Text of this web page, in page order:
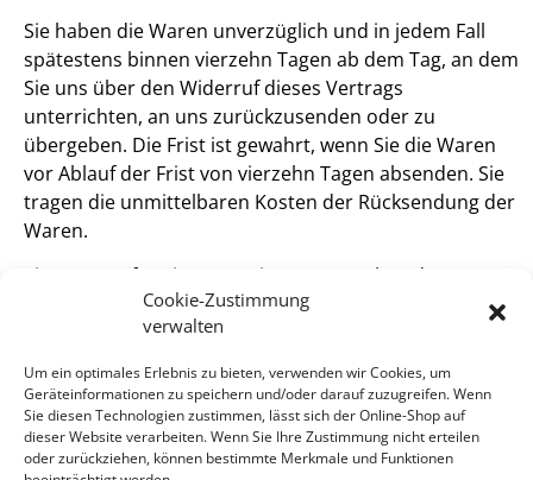
Cookie-Zustimmung
verwalten
Um ein optimales Erlebnis zu bieten, verwenden wir Cookies, um
Geräteinformationen zu speichern und/oder darauf zuzugreifen. Wenn
Sie diesen Technologien zustimmen, lässt sich der Online-Shop auf
dieser Website verarbeiten. Wenn Sie Ihre Zustimmung nicht erteilen
oder zurückziehen, können bestimmte Merkmale und Funktionen
Sie haben die Waren unverzüglich und in jedem Fall
spätestens binnen vierzehn Tagen ab dem Tag, an dem
Sie uns über den Widerruf dieses Vertrags
unterrichten, an uns zurückzusenden oder zu
übergeben. Die Frist ist gewahrt, wenn Sie die Waren
vor Ablauf der Frist von vierzehn Tagen absenden. Sie
tragen die unmittelbaren Kosten der Rücksendung der
Waren.
Sie müssen für einen etwaigen Wertverlust der Waren
nur aufkommen, wenn dieser Wertverlust auf einen zur
Prüfung der Beschaffenheit, Eigenschaften und
Funktionsweise der Waren nicht notwendigen Umgang
mit ihnen zurückzuführen ist.